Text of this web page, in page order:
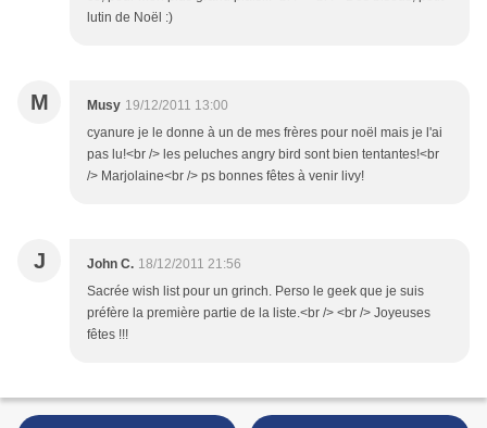
lutin de Noël :)
M Musy 19/12/2011 13:00
cyanure je le donne à un de mes frères pour noël mais je l'ai
pas lu!<br /> les peluches angry bird sont bien tentantes!<br
/> Marjolaine<br /> ps bonnes fêtes à venir livy!
J John C. 18/12/2011 21:56
Sacrée wish list pour un grinch. Perso le geek que je suis
préfère la première partie de la liste.<br /> <br /> Joyeuses
fêtes !!!